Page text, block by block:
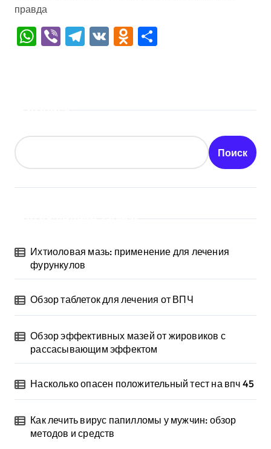
правда
WhatsApp
ViberTelegram
VK Odnoklassniki
Поиск
Ихтиоловая мазь: применение для лечения
фурункулов
Обзор таблеток для лечения от ВПЧ
Обзор эффективных мазей от жировиков с
рассасывающим эффектом
Насколько опасен положительный тест на впч 45
Как лечить вирус папилломы у мужчин: обзор
методов и средств